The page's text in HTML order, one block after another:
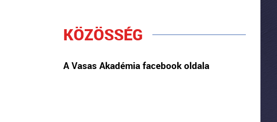
KÖZÖSSÉG
A Vasas Akadémia facebook oldala